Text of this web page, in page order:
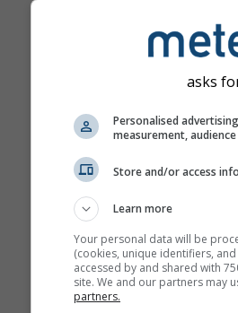
asks
Personalised
measurement,
Store and/or access
Learn more
Your personal data will be
(cookies, unique identifiers,
accessed by and shared with
site. We and our partners may
partners.